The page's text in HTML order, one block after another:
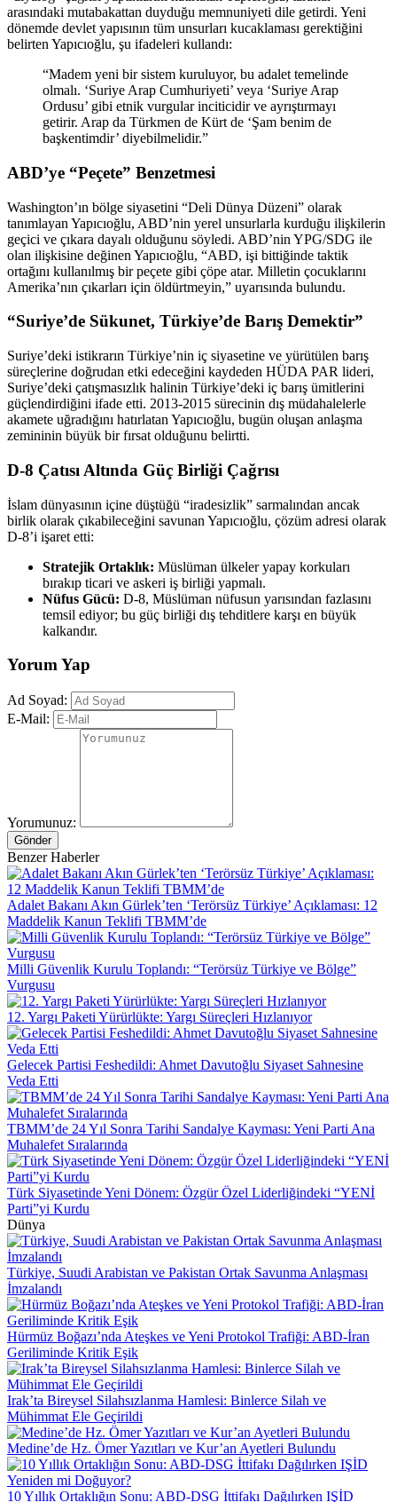
arasındaki mutabakattan duyduğu memnuniyeti dile getirdi. Yeni
dönemde devlet yapısının tüm unsurları kucaklaması gerektiğini
belirten Yapıcıoğlu, şu ifadeleri kullandı:
“Madem yeni bir sistem kuruluyor, bu adalet temelinde
olmalı. ‘Suriye Arap Cumhuriyeti’ veya ‘Suriye Arap
Ordusu’ gibi etnik vurgular inciticidir ve ayrıştırmayı
getirir. Arap da Türkmen de Kürt de ‘Şam benim de
başkentimdir’ diyebilmelidir.”
ABD’ye “Peçete” Benzetmesi
Washington’ın bölge siyasetini “Deli Dünya Düzeni” olarak
tanımlayan Yapıcıoğlu, ABD’nin yerel unsurlarla kurduğu ilişkilerin
geçici ve çıkara dayalı olduğunu söyledi. ABD’nin YPG/SDG ile
olan ilişkisine değinen Yapıcıoğlu, “ABD, işi bittiğinde taktik
ortağını kullanılmış bir peçete gibi çöpe atar. Milletin çocuklarını
Amerika’nın çıkarları için öldürtmeyin,” uyarısında bulundu.
“Suriye’de Sükunet, Türkiye’de Barış Demektir”
Suriye’deki istikrarın Türkiye’nin iç siyasetine ve yürütülen barış
süreçlerine doğrudan etki edeceğini kaydeden HÜDA PAR lideri,
Suriye’deki çatışmasızlık halinin Türkiye’deki iç barış ümitlerini
güçlendirdiğini ifade etti. 2013-2015 sürecinin dış müdahalelerle
akamete uğradığını hatırlatan Yapıcıoğlu, bugün oluşan anlaşma
zemininin büyük bir fırsat olduğunu belirtti.
D-8 Çatısı Altında Güç Birliği Çağrısı
İslam dünyasının içine düştüğü “iradesizlik” sarmalından ancak
birlik olarak çıkabileceğini savunan Yapıcıoğlu, çözüm adresi olarak
D-8’i işaret etti:
Stratejik Ortaklık: Müslüman ülkeler yapay korkuları
bırakıp ticari ve askeri iş birliği yapmalı.
Nüfus Gücü: D-8, Müslüman nüfusun yarısından fazlasını
temsil ediyor; bu güç birliği dış tehditlere karşı en büyük
kalkandır.
Yorum Yap
Ad Soyad:
E-Mail:
Yorumunuz:
Gönder
Benzer Haberler
Adalet Bakanı Akın Gürlek’ten ‘Terörsüz Türkiye’ Açıklaması: 12
Maddelik Kanun Teklifi TBMM’de
Milli Güvenlik Kurulu Toplandı: “Terörsüz Türkiye ve Bölge”
Vurgusu
12. Yargı Paketi Yürürlükte: Yargı Süreçleri Hızlanıyor
Gelecek Partisi Feshedildi: Ahmet Davutoğlu Siyaset Sahnesine
Veda Etti
TBMM’de 24 Yıl Sonra Tarihi Sandalye Kayması: Yeni Parti Ana
Muhalefet Sıralarında
Türk Siyasetinde Yeni Dönem: Özgür Özel Liderliğindeki “YENİ
Parti”yi Kurdu
Dünya
Türkiye, Suudi Arabistan ve Pakistan Ortak Savunma Anlaşması
İmzalandı
Hürmüz Boğazı’nda Ateşkes ve Yeni Protokol Trafiği: ABD-İran
Geriliminde Kritik Eşik
Irak’ta Bireysel Silahsızlanma Hamlesi: Binlerce Silah ve
Mühimmat Ele Geçirildi
Medine’de Hz. Ömer Yazıtları ve Kur’an Ayetleri Bulundu
10 Yıllık Ortaklığın Sonu: ABD-DSG İttifakı Dağılırken IŞİD